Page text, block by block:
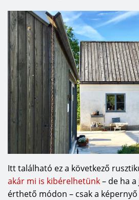
Itt található ez a következő
akár mi is kibérelhetünk– de ha
érthető módon – csak a